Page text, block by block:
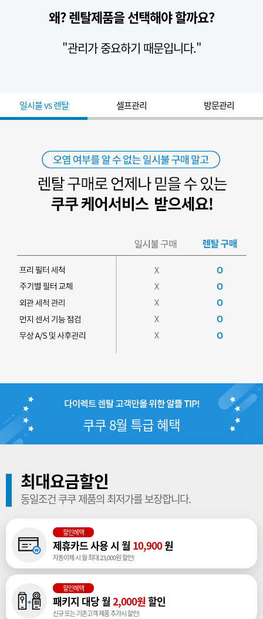
왜? 렌탈제품을 선택해야 할까요?
"관리가 중요하기 때문입니다."
일시불 vs 렌탈 셀프관리 방문관리
쿠쿠 8월 특급 혜택
최대요금할인
동일조건 쿠쿠 제품의 최저가를 보장합니다.
할인혜택
제휴카드 사용 시 월 10,900원
자동이체 시 월 최대 23,000원 할인!
할인혜택
패키지 대당 월 2,000원 할인
신규 또는 기존고객 제품 추가시 할인!